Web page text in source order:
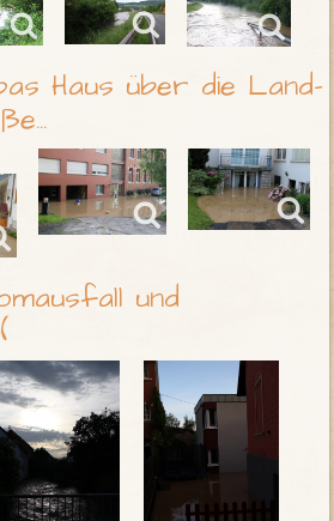
Haus über die Land-
und